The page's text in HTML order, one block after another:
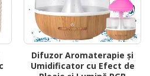
Difuzor Aromaterapie și
Umidificator cu Efect de